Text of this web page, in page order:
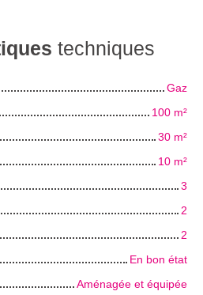
techniques
Gaz
100 m²
30 m²
10 m²
3
2
2
En bon état
Aménagée et équipée